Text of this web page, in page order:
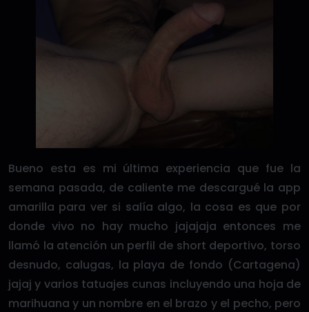
Bueno esta es mi última experiencia que fue la
semana pasada, de caliente me descargué la app
amarilla para ver si salía algo, la cosa es que por
donde vivo no hay mucho jajajaja entonces me
llamó la atención un perfil de short deportivo, torso
desnudo, calugas, la playa de fondo (Cartagena)
jajaj y varios tatuajes cunas incluyendo una hoja de
marihuana y un nombre en el brazo y el pecho, pero